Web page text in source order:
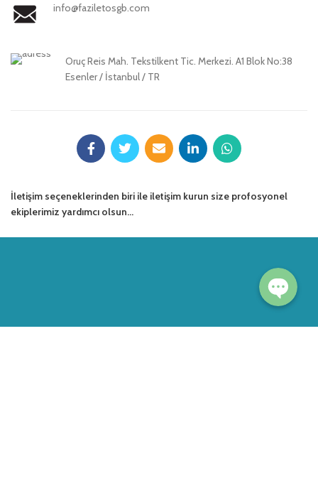
info@faziletosgb.com
Oruç Reis Mah. Tekstilkent Tic. Merkezi. A1 Blok No:38
Esenler / İstanbul / TR
İletişim seçeneklerinden biri ile iletişim kurun size profosyonel
ekiplerimiz yardımcı olsun…